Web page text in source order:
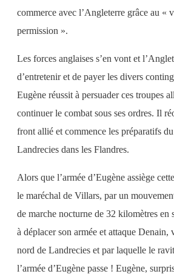
commerce avec l’Angleterre grâce au «
permission ».
Les forces anglaises s’en vont et
d’entretenir et de payer les divers
Eugène réussit à persuader ces troupes
continuer le combat sous ses ordres. Il
front allié et commence les préparatifs
Landrecies dans les Flandres.
Alors que l’armée d’Eugène assiège
le maréchal de Villars, par un
de marche nocturne de 32 kilomètres en
à déplacer son armée et attaque Denain,
nord de Landrecies et par laquelle le
l’armée d’Eugène passe ! Eugène,